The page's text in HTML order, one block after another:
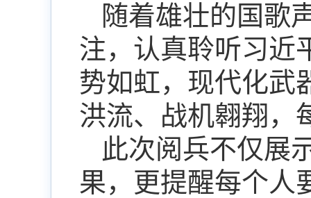
随着雄壮的国歌
注，认真聆听习近
势如虹，现代化武
洪流、战机翱翔，
此次阅兵不仅展
果，更提醒每个人